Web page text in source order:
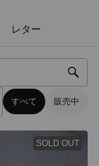
レター
すべて 販売中
SOLD OUT